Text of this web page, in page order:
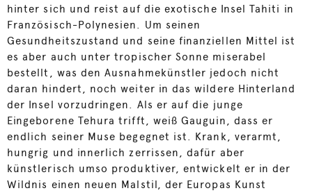
hinter sich und reist auf die exotische Insel Tahiti in
Französisch-Polynesien. Um seinen
Gesundheitszustand und seine finanziellen Mittel ist
es aber auch unter tropischer Sonne miserabel
bestellt, was den Ausnahmekünstler jedoch nicht
daran hindert, noch weiter in das wildere Hinterland
der Insel vorzudringen. Als er auf die junge
Eingeborene Tehura trifft, weiß Gauguin, dass er
endlich seiner Muse begegnet ist. Krank, verarmt,
hungrig und innerlich zerrissen, dafür aber
künstlerisch umso produktiver, entwickelt er in der
Wildnis einen neuen Malstil, der Europas Kunst